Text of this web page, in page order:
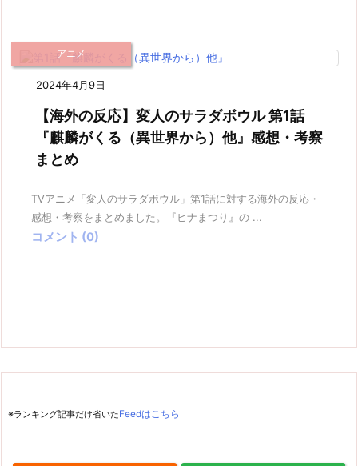
2024年4月9日
アニメ
【海外の反応】変人のサラダボウル 第1話
『麒麟がくる（異世界から）他』感想・考察
まとめ
TVアニメ「変人のサラダボウル」第1話に対する海外の反応・
感想・考察をまとめました。『ヒナまつり』の ...
コメント (0)
※ランキング記事だけ省いたFeedはこちら